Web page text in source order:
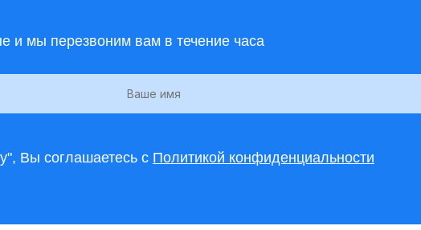
и мы перезвоним вам в течение часа
Вы соглашаетесь с Политикой конфиденциальности